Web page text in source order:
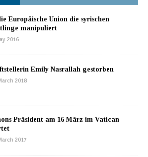
Europäische Union die syrischen
manipuliert
2016
Emily Nasrallah gestorben
2018
Präsident am 16 März im Vatican
2017